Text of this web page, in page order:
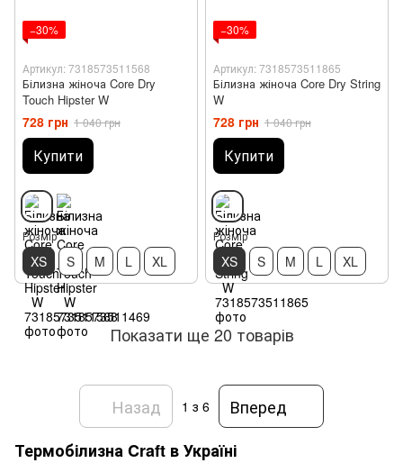
−30%
Артикул: 7318573511568
Білизна жіноча Core Dry
Touch Hipster W
728 грн 1 040 грн
Купити
Розмір
XS S M L XL
−30%
Артикул: 7318573511865
Білизна жіноча Core Dry String
W
728 грн 1 040 грн
Купити
Розмір
XS S M L XL
Показати ще 20 товарів
Назад 1 з 6
Вперед
Термобілизна Craft в Україні